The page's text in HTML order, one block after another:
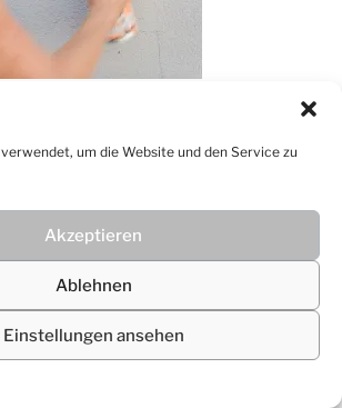
um die Website und den Service zu
Akzeptieren
Ablehnen
Einstellungen ansehen
Christiane Lüdtke